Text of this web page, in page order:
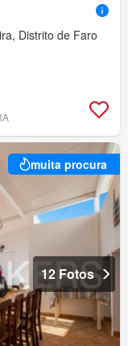
Distrito de Faro
muita procura
12 Fotos